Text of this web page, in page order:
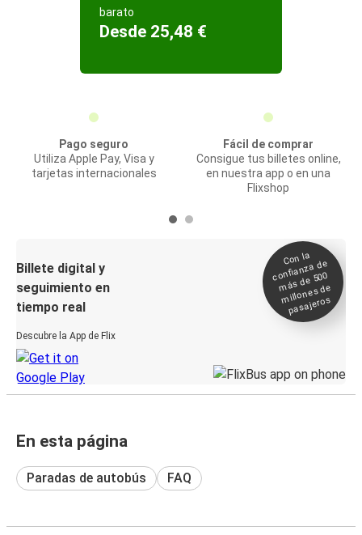
barato
Desde 25,48 €
Pago seguro
Utiliza Apple Pay, Visa y
tarjetas internacionales
Fácil de comprar
Consigue tus billetes online,
en nuestra app o en una
Flixshop
Billete digital y
seguimiento en
tiempo real
Descubre la App de Flix
Con la
confianza de
más de 500
millones de
pasajeros
En esta página
Paradas de autobús FAQ